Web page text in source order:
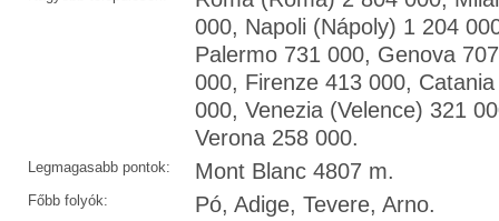
000, Napoli (Nápoly) 1 204
Palermo 731 000, Genova
000, Firenze 413 000,
000, Venezia (Velence) 321
Verona 258 000.
Legmagasabb pontok: Mont Blanc 4807 m.
Főbb folyók: Pó, Adige, Tevere, Arno.